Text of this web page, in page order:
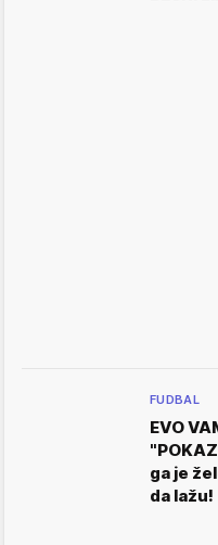
FUDBAL
EVO
ga je
da lažu!